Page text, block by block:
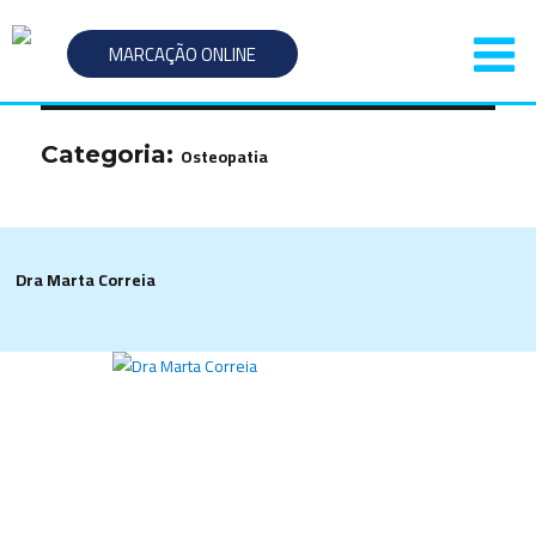
MARCAÇÃO ONLINE
Categoria: Osteopatia
Dra Marta Correia